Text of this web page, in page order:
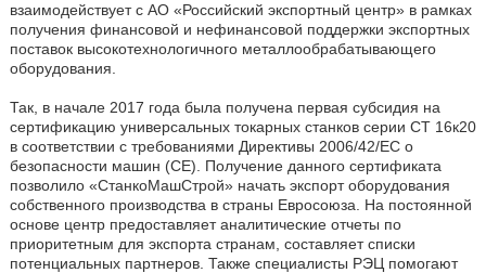
взаимодействует с АО «Российский экспортный центр» в рамках
получения финансовой и нефинансовой поддержки экспортных
поставок высокотехнологичного металлообрабатывающего
оборудования.
Так, в начале 2017 года была получена первая субсидия на
сертификацию универсальных токарных станков серии СТ 16к20
в соответствии с требованиями Директивы 2006/42/ЕС о
безопасности машин (СЕ). Получение данного сертификата
позволило «СтанкоМашСтрой» начать экспорт оборудования
собственного производства в страны Евросоюза. На постоянной
основе центр предоставляет аналитические отчеты по
приоритетным для экспорта странам, составляет списки
потенциальных партнеров. Также специалисты РЭЦ помогают